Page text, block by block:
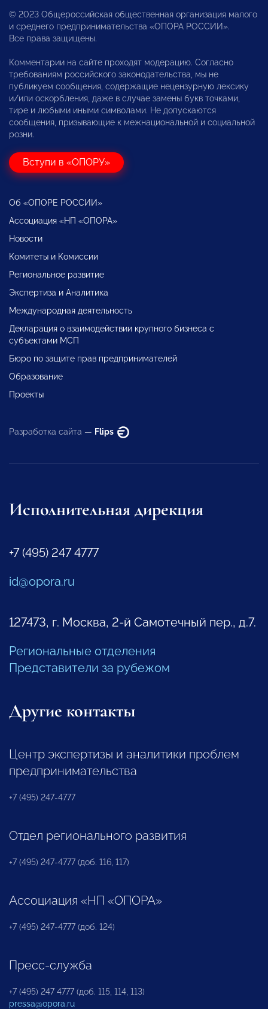
© 2023 Общероссийская общественная организация малого
и среднего предпринимательства «ОПОРА РОССИИ».
Все права защищены.
Комментарии на сайте проходят модерацию. Согласно
требованиям российского законодательства, мы не
публикуем сообщения, содержащие нецензурную лексику
и/или оскорбления, даже в случае замены букв точками,
тире и любыми иными символами. Не допускаются
сообщения, призывающие к межнациональной и социальной
розни.
Вступи в «ОПОРУ»
Об «ОПОРЕ РОССИИ»
Ассоциация «НП «ОПОРА»
Новости
Комитеты и Комиссии
Региональное развитие
Экспертиза и Аналитика
Международная деятельность
Декларация о взаимодействии крупного бизнеса с
субъектами МСП
Бюро по защите прав предпринимателей
Образование
Проекты
Разработка сайта — Flips
Исполнительная дирекция
+7 (495) 247 4777
id@opora.ru
127473, г. Москва, 2-й Самотечный пер., д.7.
Региональные отделения
Представители за рубежом
Другие контакты
Центр экспертизы и аналитики проблем
предпринимательства
+7 (495) 247-4777
Отдел регионального развития
+7 (495) 247-4777 (доб. 116, 117)
Ассоциация «НП «ОПОРА»
+7 (495) 247-4777 (доб. 124)
Пресс-служба
+7 (495) 247 4777 (доб. 115, 114, 113)
pressa@opora.ru